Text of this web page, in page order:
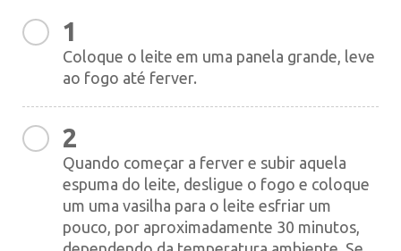
1
Coloque o leite em uma panela grande, leve
ao fogo até ferver.
2
Quando começar a ferver e subir aquela
espuma do leite, desligue o fogo e coloque
um uma vasilha para o leite esfriar um
pouco, por aproximadamente 30 minutos,